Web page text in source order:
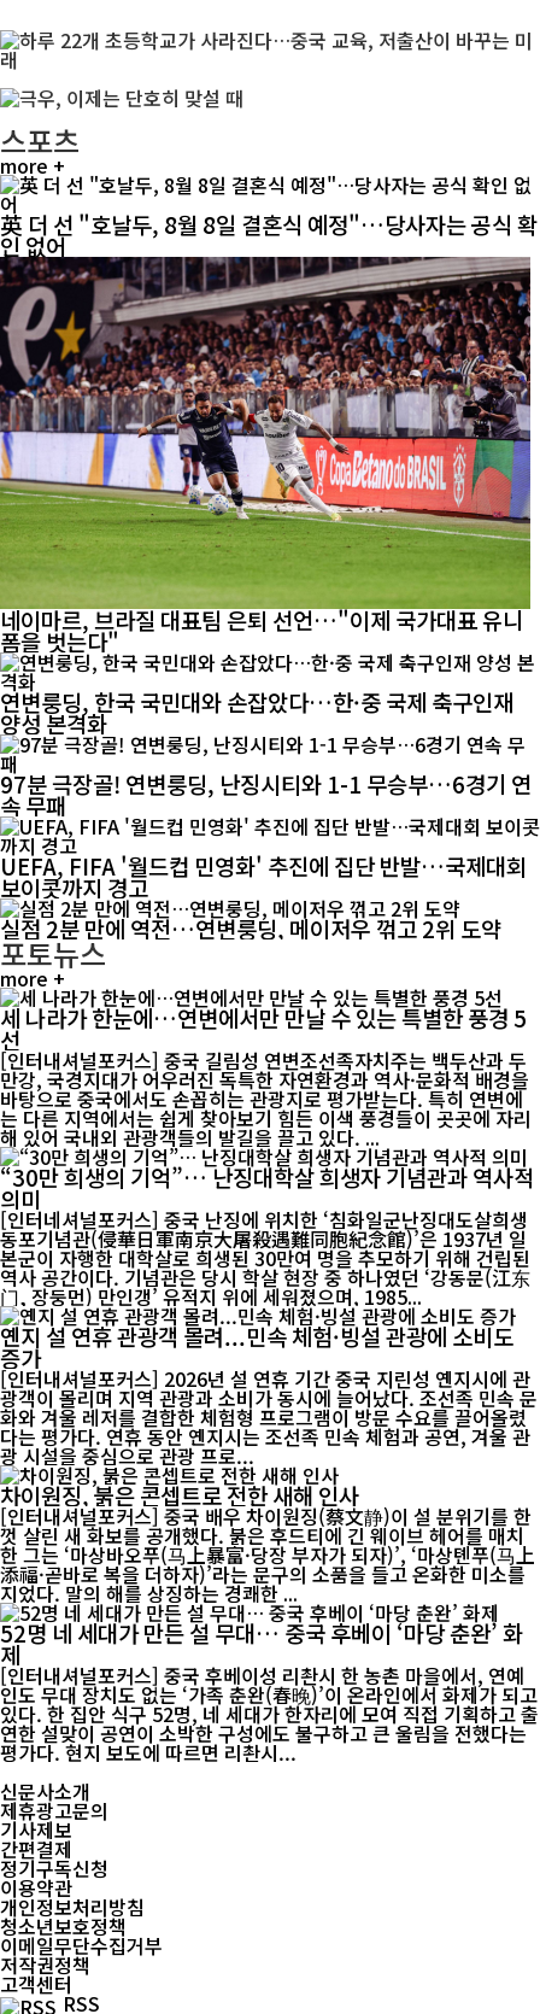
스포츠
more +
英 더 선 "호날두, 8월 8일 결혼식 예정"…당사자는 공식 확
인 없어
네이마르, 브라질 대표팀 은퇴 선언…"이제 국가대표 유니
폼을 벗는다"
연변룽딩, 한국 국민대와 손잡았다…한·중 국제 축구인재
양성 본격화
97분 극장골! 연변룽딩, 난징시티와 1-1 무승부…6경기 연
속 무패
UEFA, FIFA '월드컵 민영화' 추진에 집단 반발…국제대회
보이콧까지 경고
실점 2분 만에 역전…연변룽딩, 메이저우 꺾고 2위 도약
포토뉴스
more +
세 나라가 한눈에…연변에서만 만날 수 있는 특별한 풍경 5
선
[인터내셔널포커스] 중국 길림성 연변조선족자치주는 백두산과 두
만강, 국경지대가 어우러진 독특한 자연환경과 역사·문화적 배경을
바탕으로 중국에서도 손꼽히는 관광지로 평가받는다. 특히 연변에
는 다른 지역에서는 쉽게 찾아보기 힘든 이색 풍경들이 곳곳에 자리
해 있어 국내외 관광객들의 발길을 끌고 있다. ...
“30만 희생의 기억”… 난징대학살 희생자 기념관과 역사적
의미
[인터네셔널포커스] 중국 난징에 위치한 ‘침화일군난징대도살희생
동포기념관(侵華日軍南京大屠殺遇難同胞紀念館)’은 1937년 일
본군이 자행한 대학살로 희생된 30만여 명을 추모하기 위해 건립된
역사 공간이다. 기념관은 당시 학살 현장 중 하나였던 ‘강동문(江东
门, 장둥먼) 만인갱’ 유적지 위에 세워졌으며, 1985...
옌지 설 연휴 관광객 몰려...민속 체험·빙설 관광에 소비도
증가
[인터내셔널포커스] 2026년 설 연휴 기간 중국 지린성 옌지시에 관
광객이 몰리며 지역 관광과 소비가 동시에 늘어났다. 조선족 민속 문
화와 겨울 레저를 결합한 체험형 프로그램이 방문 수요를 끌어올렸
다는 평가다. 연휴 동안 옌지시는 조선족 민속 체험과 공연, 겨울 관
광 시설을 중심으로 관광 프로...
차이원징, 붉은 콘셉트로 전한 새해 인사
[인터내셔널포커스] 중국 배우 차이원징(蔡文静)이 설 분위기를 한
껏 살린 새 화보를 공개했다. 붉은 후드티에 긴 웨이브 헤어를 매치
한 그는 ‘마상바오푸(马上暴富·당장 부자가 되자)’, ‘마상톈푸(马上
添福·곧바로 복을 더하자)’라는 문구의 소품을 들고 온화한 미소를
지었다. 말의 해를 상징하는 경쾌한 ...
52명 네 세대가 만든 설 무대… 중국 후베이 ‘마당 춘완’ 화
제
[인터내셔널포커스] 중국 후베이성 리촨시 한 농촌 마을에서, 연예
인도 무대 장치도 없는 ‘가족 춘완(春晚)’이 온라인에서 화제가 되고
있다. 한 집안 식구 52명, 네 세대가 한자리에 모여 직접 기획하고 출
연한 설맞이 공연이 소박한 구성에도 불구하고 큰 울림을 전했다는
평가다. 현지 보도에 따르면 리촨시...
신문사소개
제휴광고문의
기사제보
간편결제
정기구독신청
이용약관
개인정보처리방침
청소년보호정책
이메일무단수집거부
저작권정책
고객센터
RSS